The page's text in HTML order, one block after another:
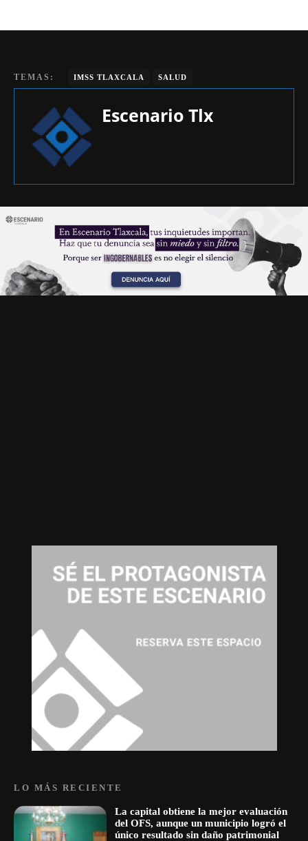
TEMAS: IMSS TLAXCALA SALUD
Escenario Tlx
LO MÁS RECIENTE
La capital obtiene la mejor evaluación
del OFS, aunque un municipio logró el
único resultado sin daño patrimonial